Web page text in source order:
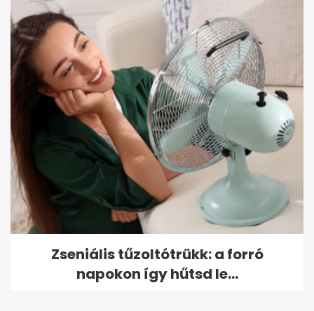
Zseniális tűzoltótrükk: a forró
napokon így hűtsd le...